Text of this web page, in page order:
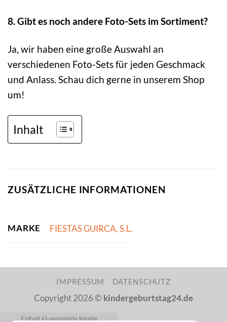
8. Gibt es noch andere Foto-Sets im Sortiment?
Ja, wir haben eine große Auswahl an
verschiedenen Foto-Sets für jeden Geschmack
und Anlass. Schau dich gerne in unserem Shop
um!
Inhalt
ZUSÄTZLICHE INFORMATIONEN
MARKE FIESTAS GUIRCA, S.L.
IMPRESSUM DATENSCHUTZ
Copyright 2026 © kindergeburtstag24.de